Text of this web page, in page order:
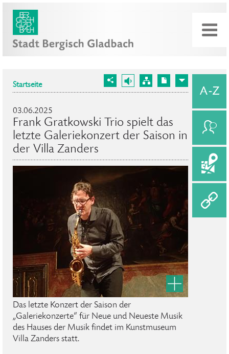
Startseite
03.06.2025
Frank Gratkowski Trio spielt das
letzte Galeriekonzert der Saison in
der Villa Zanders
Das letzte Konzert der Saison der
„Galeriekonzerte“ für Neue und Neueste Musik
des Hauses der Musik findet im Kunstmuseum
Villa Zanders statt.